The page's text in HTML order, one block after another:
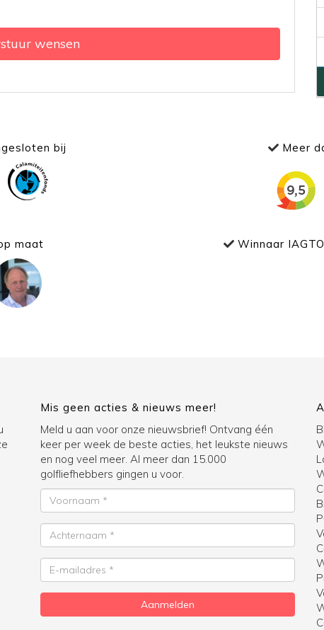
wensen
bij Meer
maat Winnaar
Mis geen acties & nieuws meer!
Meld u aan voor onze nieuwsbrief! Ontvang één
keer per week de beste acties, het leukste nieuws
en nog veel meer. Al meer dan 15.000
golfliefhebbers gingen u voor.
Voornaam
Achternaam
E-
mailadres
Aanmelden